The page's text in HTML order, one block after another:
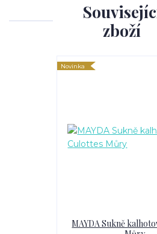
zboží
Novinka
MAYDA Sukně